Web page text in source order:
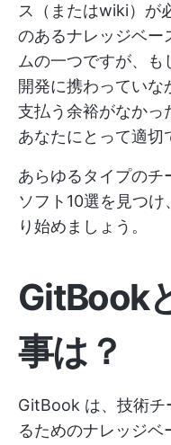
ス（またはwiki）が
のあるナレッジベー
ムの一つですが、も
開発に携わってい
支払う余裕がなかっ
あなたにとって適切
あらゆるタイプの
ソフト10選を見つ
り始めましょう。
GitBook
事は？
GitBook は、技術チ
るためのナレッジベ